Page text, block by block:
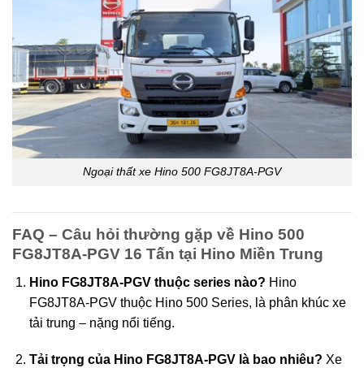
Ngoại thất xe Hino 500 FG8JT8A-PGV
FAQ – Câu hỏi thường gặp về Hino 500
FG8JT8A-PGV 16 Tấn tại Hino Miền Trung
Hino FG8JT8A-PGV thuộc series nào? Hino
FG8JT8A-PGV thuộc Hino 500 Series, là phân khúc xe
tải trung – nặng nổi tiếng.
Tải trọng của Hino FG8JT8A-PGV là bao nhiêu? Xe